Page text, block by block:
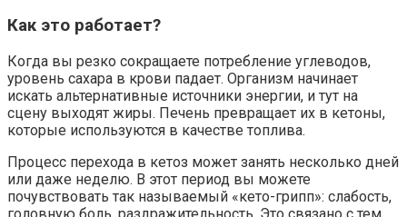
Как это работает?
Когда вы резко сокращаете потребление углеводов,
уровень сахара в крови падает. Организм начинает
искать альтернативные источники энергии, и тут на
сцену выходят жиры. Печень превращает их в кетоны,
которые используются в качестве топлива.
Процесс перехода в кетоз может занять несколько дней
или даже неделю. В этот период вы можете
почувствовать так называемый «кето-грипп»: слабость,
головную боль, раздражительность. Это связано с тем,